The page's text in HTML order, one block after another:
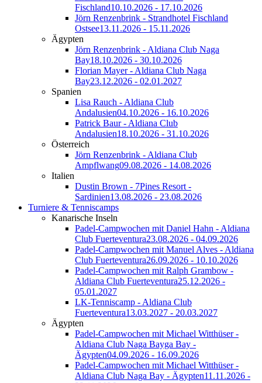
Fischland10.10.2026 - 17.10.2026
Jörn Renzenbrink - Strandhotel Fischland
Ostsee13.11.2026 - 15.11.2026
Ägypten
Jörn Renzenbrink - Aldiana Club Naga
Bay18.10.2026 - 30.10.2026
Florian Mayer - Aldiana Club Naga
Bay23.12.2026 - 02.01.2027
Spanien
Lisa Rauch - Aldiana Club
Andalusien04.10.2026 - 16.10.2026
Patrick Baur - Aldiana Club
Andalusien18.10.2026 - 31.10.2026
Österreich
Jörn Renzenbrink - Aldiana Club
Ampflwang09.08.2026 - 14.08.2026
Italien
Dustin Brown - 7Pines Resort -
Sardinien13.08.2026 - 23.08.2026
Turniere & Tenniscamps
Kanarische Inseln
Padel-Campwochen mit Daniel Hahn - Aldiana
Club Fuerteventura23.08.2026 - 04.09.2026
Padel-Campwochen mit Manuel Alves - Aldiana
Club Fuerteventura26.09.2026 - 10.10.2026
Padel-Campwochen mit Ralph Grambow -
Aldiana Club Fuerteventura25.12.2026 -
05.01.2027
LK-Tenniscamp - Aldiana Club
Fuerteventura13.03.2027 - 20.03.2027
Ägypten
Padel-Campwochen mit Michael Witthüser -
Aldiana Club Naga Bayga Bay -
Ägypten04.09.2026 - 16.09.2026
Padel-Campwochen mit Michael Witthüser -
Aldiana Club Naga Bay - Ägypten11.11.2026 -